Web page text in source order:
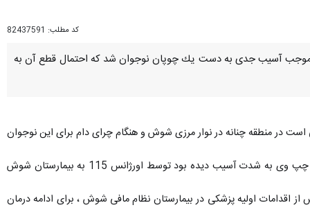
کد مطلب: 82437591
موجب آسیب جدی به دست یك چوپان نوجوان شد كه احتمال قطع آن به
در منطقه چنانه در نوار مرزی شوش و هنگام چرای دام برای این نوجوان
مسئول روابط عمومی شبكه بهداشت و درمان شوش نیز به ایرنا گفت:در پی وقوع این حادثه نوجوان مصدوم كه دست چپ وی به شدت آسیب دیده بود توسط اورژانس 115 به بیمارستان شوش
اولیه پزشكی در بیمارستان نظام مافی شوش ، برای ادامه درمان